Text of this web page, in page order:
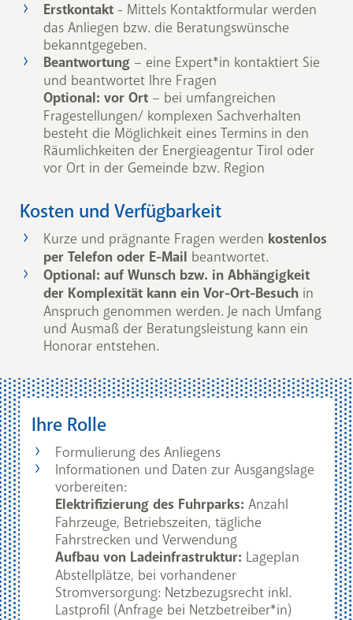
Erstkontakt - Mittels Kontaktformular werden
das Anliegen bzw. die Beratungswünsche
bekanntgegeben.
Beantwortung – eine Expert*in kontaktiert Sie
und beantwortet Ihre Fragen
Optional: vor Ort – bei umfangreichen
Fragestellungen/ komplexen Sachverhalten
besteht die Möglichkeit eines Termins in den
Räumlichkeiten der Energieagentur Tirol oder
vor Ort in der Gemeinde bzw. Region
Kosten und Verfügbarkeit
Kurze und prägnante Fragen werden kostenlos
per Telefon oder E-Mail beantwortet.
Optional: auf Wunsch bzw. in Abhängigkeit
der Komplexität kann ein Vor-Ort-Besuch in
Anspruch genommen werden. Je nach Umfang
und Ausmaß der Beratungsleistung kann ein
Honorar entstehen.
Ihre Rolle
Formulierung des Anliegens
Informationen und Daten zur Ausgangslage
vorbereiten:
Elektrifizierung des Fuhrparks: Anzahl
Fahrzeuge, Betriebszeiten, tägliche
Fahrstrecken und Verwendung
Aufbau von Ladeinfrastruktur: Lageplan
Abstellplätze, bei vorhandener
Stromversorgung: Netzbezugsrecht inkl.
Lastprofil (Anfrage bei Netzbetreiber*in)